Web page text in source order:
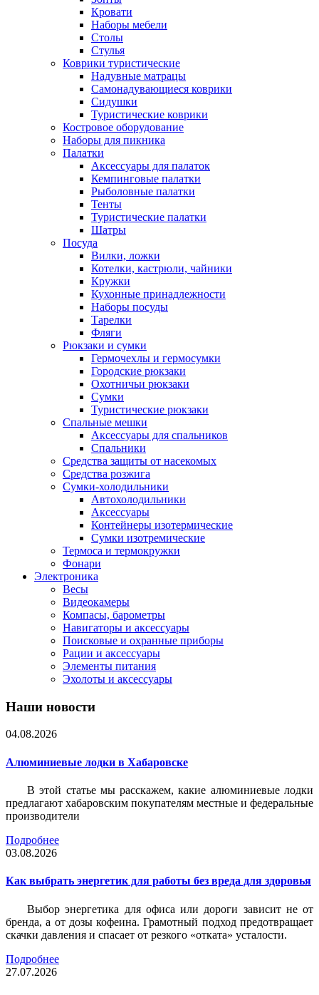
Кровати
Наборы мебели
Столы
Стулья
Коврики туристические
Надувные матрацы
Самонадувающиеся коврики
Сидушки
Туристические коврики
Костровое оборудование
Наборы для пикника
Палатки
Аксессуары для палаток
Кемпинговые палатки
Рыболовные палатки
Тенты
Туристические палатки
Шатры
Посуда
Вилки, ложки
Котелки, кастрюли, чайники
Кружки
Кухонные принадлежности
Наборы посуды
Тарелки
Фляги
Рюкзаки и сумки
Гермочехлы и гермосумки
Городские рюкзаки
Охотничьи рюкзаки
Сумки
Туристические рюкзаки
Спальные мешки
Аксессуары для спальников
Спальники
Средства защиты от насекомых
Средства розжига
Сумки-холодильники
Автохолодильники
Аксессуары
Контейнеры изотермические
Сумки изотремические
Термоса и термокружки
Фонари
Электроника
Весы
Видеокамеры
Компасы, барометры
Навигаторы и аксессуары
Поисковые и охранные приборы
Рации и аксессуары
Элементы питания
Эхолоты и аксессуары
Наши новости
04.08.2026
Алюминиевые лодки в Хабаровске
В этой статье мы расскажем, какие алюминиевые лодки
предлагают хабаровским покупателям местные и федеральные
производители
Подробнее
03.08.2026
Как выбрать энергетик для работы без вреда для здоровья
Выбор энергетика для офиса или дороги зависит не от
бренда, а от дозы кофеина. Грамотный подход предотвращает
скачки давления и спасает от резкого «отката» усталости.
Подробнее
27.07.2026